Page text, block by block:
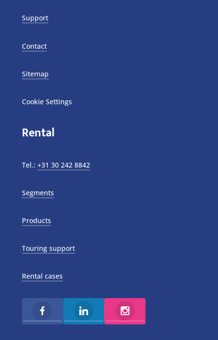
Support
Contact
Sitemap
Cookie Settings
Rental
Tel.: +31 30 242 8842
Segments
Products
Touring support
Rental cases